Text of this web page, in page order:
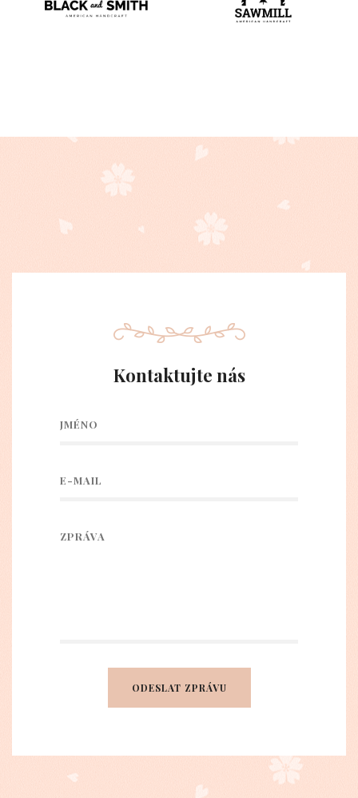
Kontaktujte nás